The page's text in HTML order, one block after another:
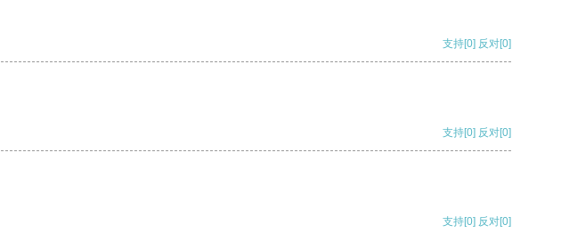
支持[0] 反对[0]
支持[0] 反对[0]
支持[0] 反对[0]